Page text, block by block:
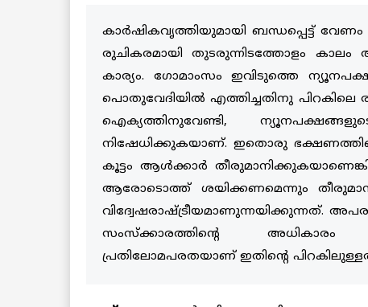
കാര്‍ഷികവൃത്തിയുമായി ബന്ധപ്പെട്ട്
രുചികരമായി തുടരുന്നിടത്തോളം
കാര്യം. ഗോമാംസം ഇവിടുത്തെ
പൊതുവേദിയില്‍ എത്തിച്ചതിനു പിറകിലെ
ഐക്യത്തിനുവേണ്ടി,
നിഷേധിക്കുകയാണ്. ഇതൊരു
കൂട്ടം ആള്‍ക്കാര്‍
ആരോടൊത്ത് ശയിക്കണമെന്നും
വിദ്വേഷരാഷ്ട്രീയമാണുന്നയിക്കുന്നത്.
സംസ്‌ക്കാരത്തിന്റെ അധികാരം
പ്രതിലോമപരതയാണ് ഇതിന്റെ